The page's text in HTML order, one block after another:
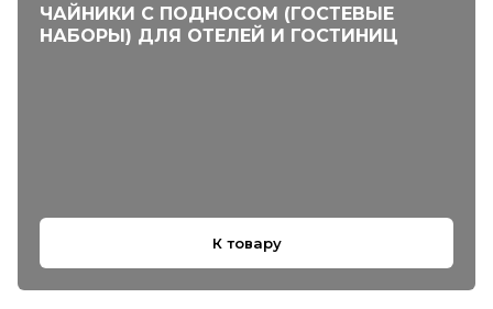
ЧАЙНИКИ С ПОДНОСОМ (ГОСТЕВЫЕ
НАБОРЫ) ДЛЯ ОТЕЛЕЙ И ГОСТИНИЦ
К товару